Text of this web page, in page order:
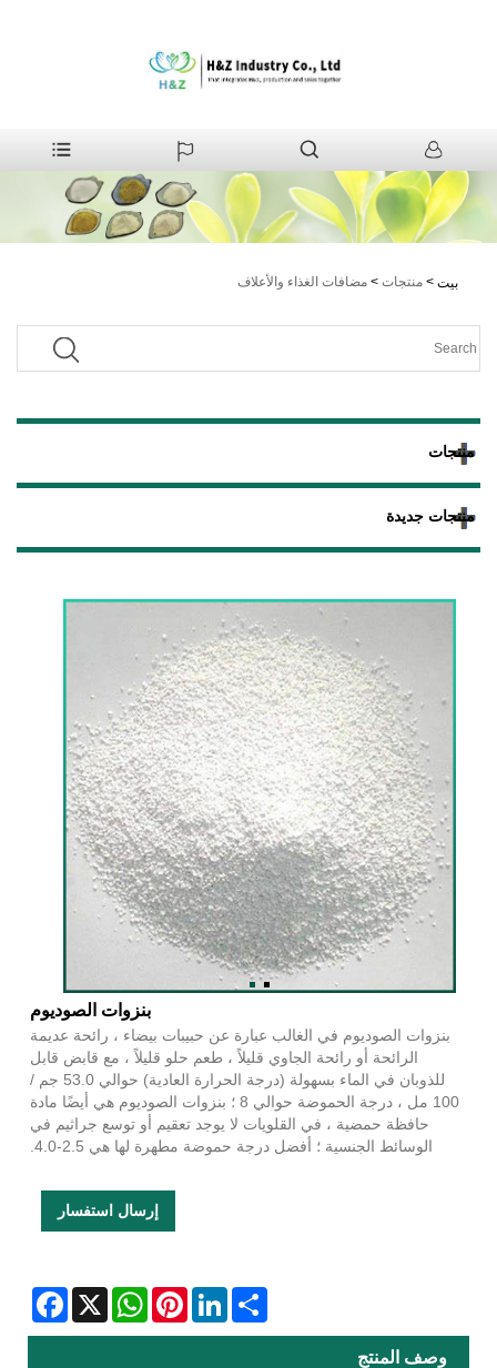
بيت > منتجات > مضافات الغذاء والأعلاف
منتجات
منتجات جديدة
بنزوات الصوديوم
بنزوات الصوديوم في الغالب عبارة عن حبيبات بيضاء ، رائحة عديمة
الرائحة أو رائحة الجاوي قليلاً ، طعم حلو قليلاً ، مع قابض قابل
للذوبان في الماء بسهولة (درجة الحرارة العادية) حوالي 53.0 جم /
100 مل ، درجة الحموضة حوالي 8 ؛ بنزوات الصوديوم هي أيضًا مادة
حافظة حمضية ، في القلويات لا يوجد تعقيم أو توسع جراثيم في
الوسائط الجنسية ؛ أفضل درجة حموضة مطهرة لها هي 2.5-4.0.
إرسال استفسار
X
WhatsAppPinterestLinkedInShare
وصف المنتج